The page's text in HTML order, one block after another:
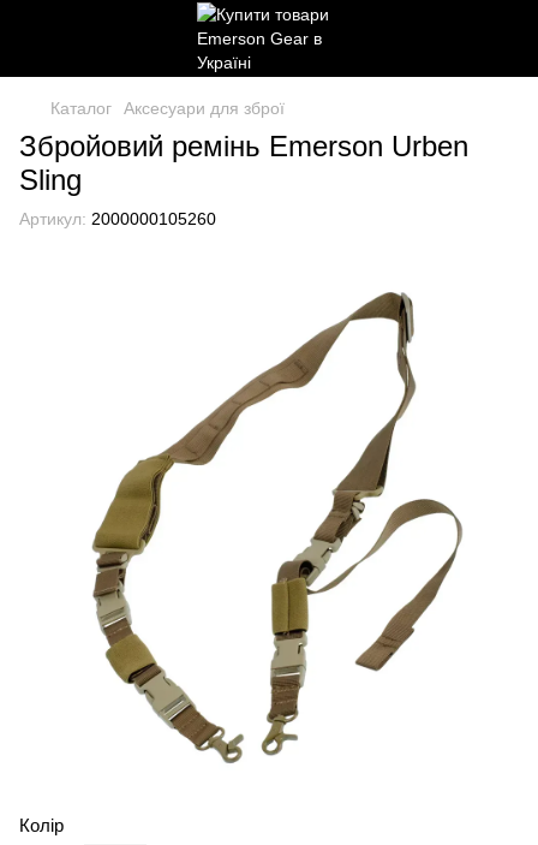
Каталог Аксесуари для зброї
Збройовий ремінь Emerson Urben
Sling
Артикул: 2000000105260
Колір